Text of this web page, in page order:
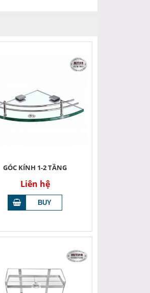
GÓC KÍNH 1-2 TẦNG
Liên hệ